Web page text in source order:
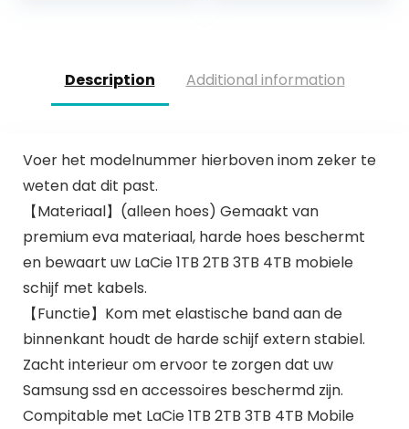
Description Additional information
Voer het modelnummer hierboven inom zeker te
weten dat dit past.
【Materiaal】(alleen hoes) Gemaakt van
premium eva materiaal, harde hoes beschermt
en bewaart uw LaCie 1TB 2TB 3TB 4TB mobiele
schijf met kabels.
【Functie】Kom met elastische band aan de
binnenkant houdt de harde schijf extern stabiel.
Zacht interieur om ervoor te zorgen dat uw
Samsung ssd en accessoires beschermd zijn.
Compitable met LaCie 1TB 2TB 3TB 4TB Mobile